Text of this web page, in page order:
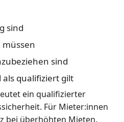
sind
müssen
sind
qualifiziert gilt
ein qualifizierter
Für Mieter:innen
bei überhöhten Mieten.